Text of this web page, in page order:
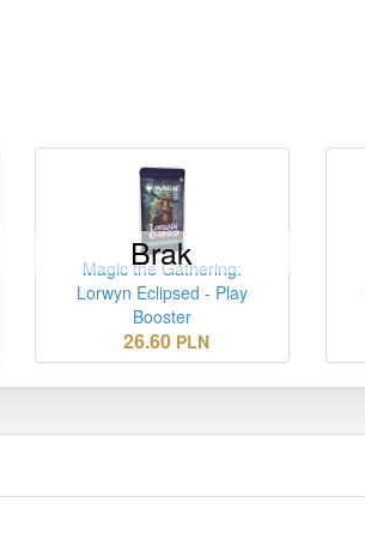
Brak
Magic the Gathering:
Lorwyn Eclipsed - Play
Booster
26.60 PLN